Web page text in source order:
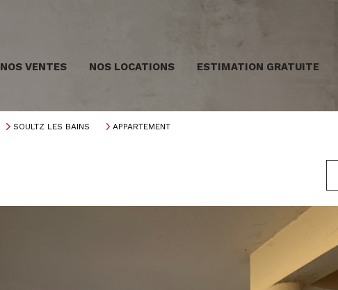
NOS VENTES NOS LOCATIONS ESTIMATION GRATUITE
SOULTZ LES BAINS APPARTEMENT